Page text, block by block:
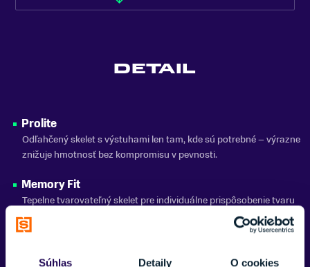
Súhlas Detaily O cookies
KLIPSY
4 klipsy
SEZÓNA
ZNAČKA
DETAIL
Prolite
Odľahčený skelet s výstuhami len tam, kde sú potrebné – výrazne
znižuje hmotnosť bez kompromisu v pevnosti.
Memory Fit
Tepelne tvarovateľný skelet pre individuálne prispôsobenie tvaru
nohy.
Umožňuje nastavenie tuhosti ohybu aj náklonu komína podľa